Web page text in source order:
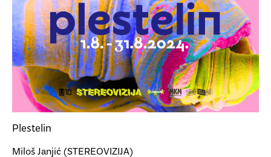
Plestelin
Miloš Janjić (STEREOVIZIJA)